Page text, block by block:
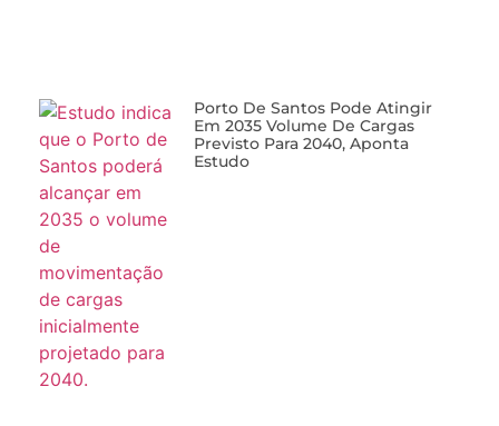
Porto De Santos Pode Atingir
Em 2035 Volume De Cargas
Previsto Para 2040, Aponta
Estudo